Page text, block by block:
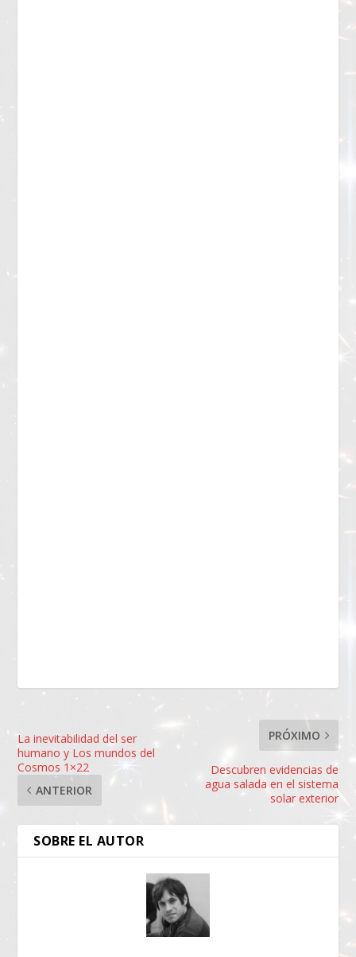
La inevitabilidad del ser
humano y Los mundos del
Cosmos 1×22
ANTERIOR
PRÓXIMO
Descubren evidencias de
agua salada en el sistema
solar exterior
SOBRE EL AUTOR